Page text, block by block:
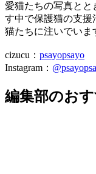
愛猫たちの写真とと
す中で保護猫の支援
猫たちに注いでいま
cizucu： psayopsayo
Instagram：
編集部のお